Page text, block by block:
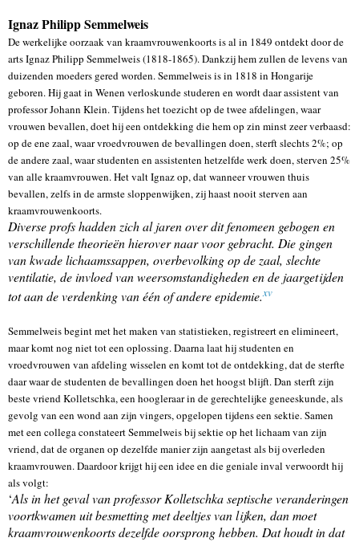
Ignaz Philipp Semmelweis
De werkelijke oorzaak van kraamvrouwenkoorts is al in 1849 ontdekt door de
arts Ignaz Philipp Semmelweis (1818-1865). Dankzij hem zullen de levens van
duizenden moeders gered worden. Semmelweis is in 1818 in Hongarije
geboren. Hij gaat in Wenen verloskunde studeren en wordt daar assistent van
professor Johann Klein. Tijdens het toezicht op de twee afdelingen, waar
vrouwen bevallen, doet hij een ontdekking die hem op zin minst zeer verbaasd:
op de ene zaal, waar vroedvrouwen de bevallingen doen, sterft slechts 2%; op
de andere zaal, waar studenten en assistenten hetzelfde werk doen, sterven 25%
van alle kraamvrouwen. Het valt Ignaz op, dat wanneer vrouwen thuis
bevallen, zelfs in de armste sloppenwijken, zij haast nooit sterven aan
kraamvrouwenkoorts.
Diverse profs hadden zich al jaren over dit fenomeen gebogen en
verschillende theorieën hierover naar voor gebracht. Die gingen
van kwade lichaamssappen, overbevolking op de zaal, slechte
ventilatie, de invloed van weersomstandigheden en de jaargetijden
tot aan de verdenking van één of andere epidemie.xv
Semmelweis begint met het maken van statistieken, registreert en elimineert,
maar komt nog niet tot een oplossing. Daarna laat hij studenten en
vroedvrouwen van afdeling wisselen en komt tot de ontdekking, dat de sterfte
daar waar de studenten de bevallingen doen het hoogst blijft. Dan sterft zijn
beste vriend Kolletschka, een hoogleraar in de gerechtelijke geneeskunde, als
gevolg van een wond aan zijn vingers, opgelopen tijdens een sektie. Samen
met een collega constateert Semmelweis bij sektie op het lichaam van zijn
vriend, dat de organen op dezelfde manier zijn aangetast als bij overleden
kraamvrouwen. Daardoor krijgt hij een idee en die geniale inval verwoordt hij
als volgt:
‘Als in het geval van professor Kolletschka septische veranderingen
voortkwamen uit besmetting met deeltjes van lijken, dan moet
kraamvrouwenkoorts dezelfde oorsprong hebben. Dat houdt in dat